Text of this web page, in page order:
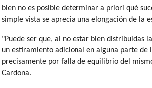
bien no es posible determinar a priori qué
simple vista se aprecia una elongación de la
"Puede ser que, al no estar bien distribuidas
un estiramiento adicional en alguna parte de
precisamente por falla de equilibrio del
Cardona.